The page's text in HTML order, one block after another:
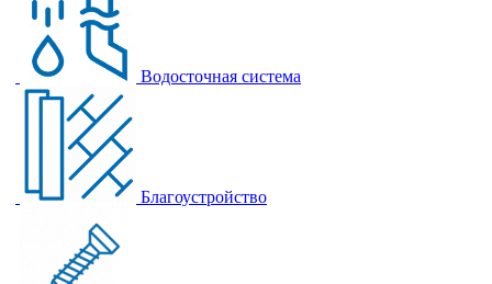
Водосточная система
Благоустройство